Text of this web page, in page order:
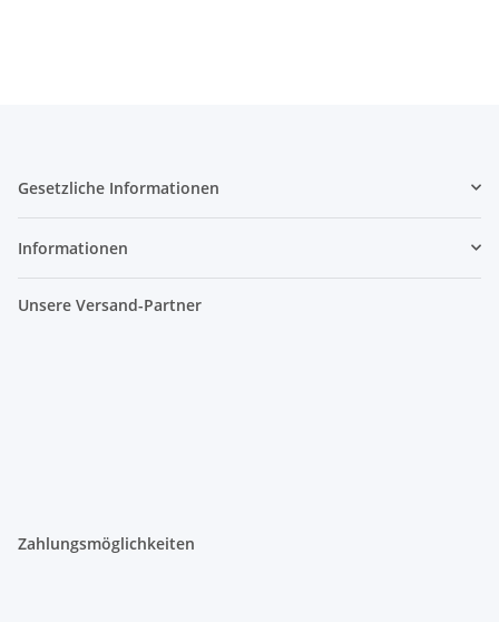
Gesetzliche Informationen
Informationen
Unsere Versand-Partner
Zahlungsmöglichkeiten